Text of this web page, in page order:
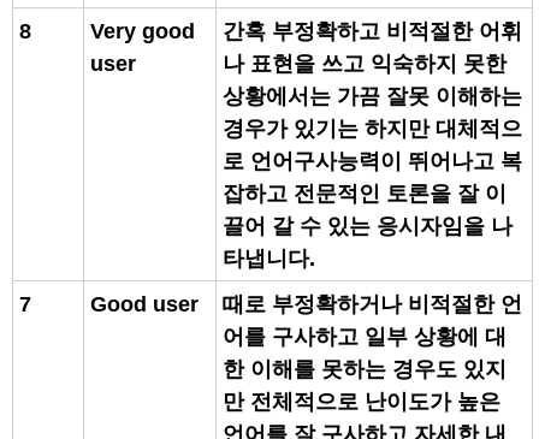
8
Very good
user
간혹 부정확하고 비적절한 어휘
나 표현을 쓰고 익숙하지 못한
상황에서는 가끔 잘못 이해하는
경우가 있기는 하지만 대체적으
로 언어구사능력이 뛰어나고 복
잡하고 전문적인 토론을 잘 이
끌어 갈 수 있는 응시자임을 나
타냅니다.
7
Good user
때로 부정확하거나 비적절한 언
어를 구사하고 일부 상황에 대
한 이해를 못하는 경우도 있지
만 전체적으로 난이도가 높은